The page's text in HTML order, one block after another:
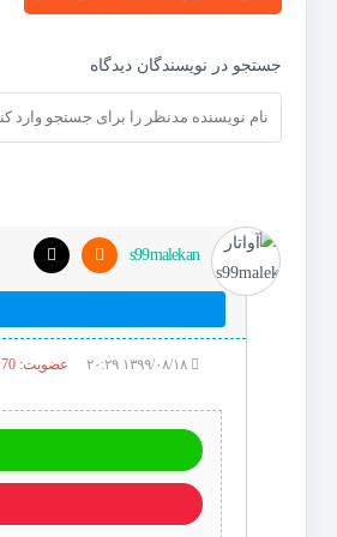
جستجو در نویسندگان دیدگاه
s99malekan
عضویت: 2170 روز